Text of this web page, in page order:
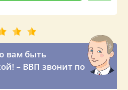
вам быть
– ВВП звонит по